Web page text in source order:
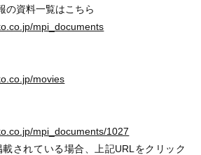
の資料一覧はこちら
mpi_documents
movies
mpi_documents/1027
されている場合、上記URLをクリック